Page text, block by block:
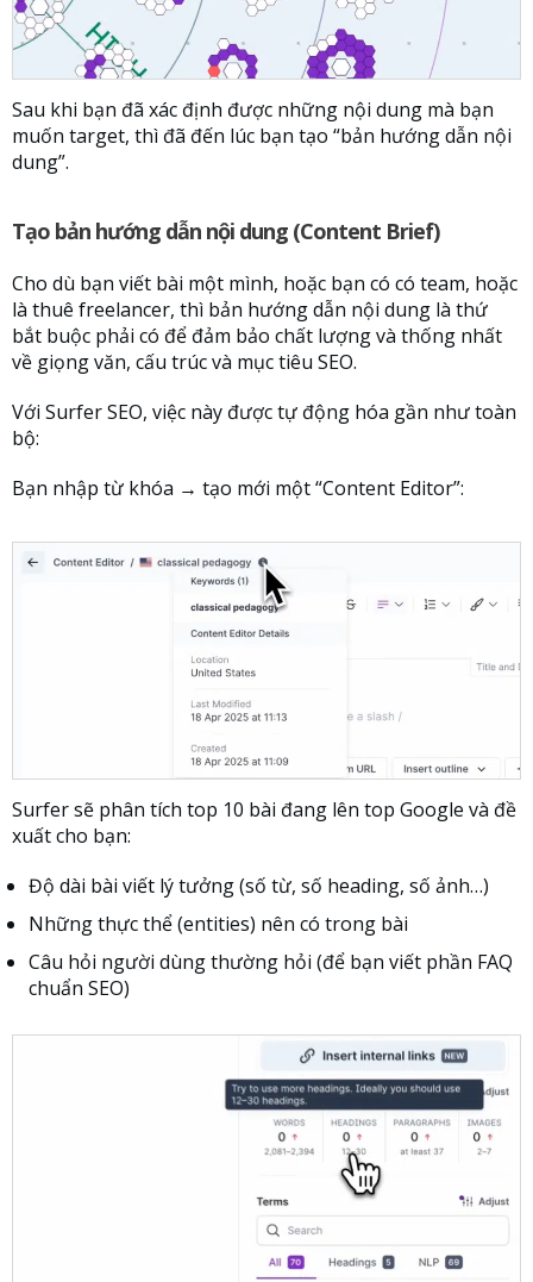
Sau khi bạn đã xác định được những nội dung mà bạn
muốn target, thì đã đến lúc bạn tạo “bản hướng dẫn nội
dung”.
Tạo bản hướng dẫn nội dung (Content Brief)
Cho dù bạn viết bài một mình, hoặc bạn có có team, hoặc
là thuê freelancer, thì bản hướng dẫn nội dung là thứ
bắt buộc phải có để đảm bảo chất lượng và thống nhất
về giọng văn, cấu trúc và mục tiêu SEO.
Với Surfer SEO, việc này được tự động hóa gần như toàn
bộ:
Bạn nhập từ khóa → tạo mới một “Content Editor”:
Surfer sẽ phân tích top 10 bài đang lên top Google và đề
xuất cho bạn:
Độ dài bài viết lý tưởng (số từ, số heading, số ảnh…)
Những thực thể (entities) nên có trong bài
Câu hỏi người dùng thường hỏi (để bạn viết phần FAQ
chuẩn SEO)